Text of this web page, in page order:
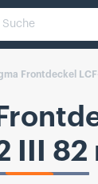
Frontdeckel
III 82